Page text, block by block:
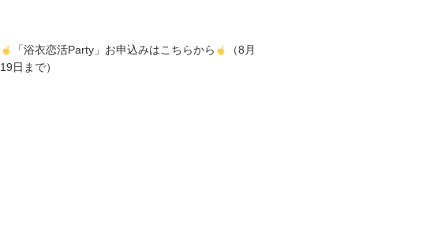
「浴衣恋活Party」お申込みはこちらから
（8月
19日まで）